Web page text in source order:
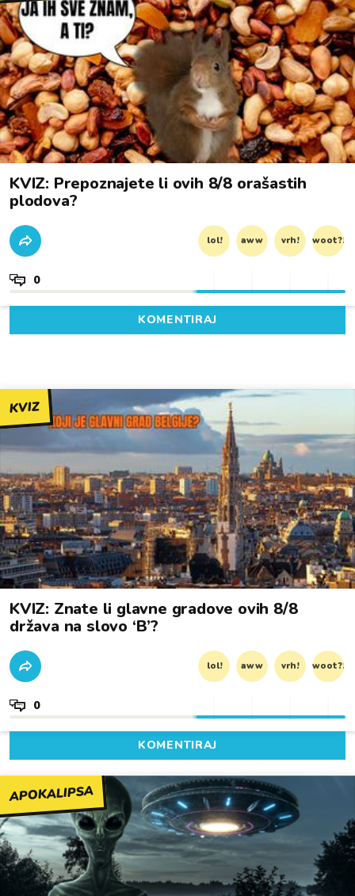
KVIZ: Prepoznajete li ovih 8/8 orašastih
plodova?
lol! aww vrh! woot?!
0
KOMENTIRAJ
KVIZ
KVIZ: Znate li glavne gradove ovih 8/8
država na slovo ‘B’?
lol! aww vrh! woot?!
0
KOMENTIRAJ
APOKALIPSA